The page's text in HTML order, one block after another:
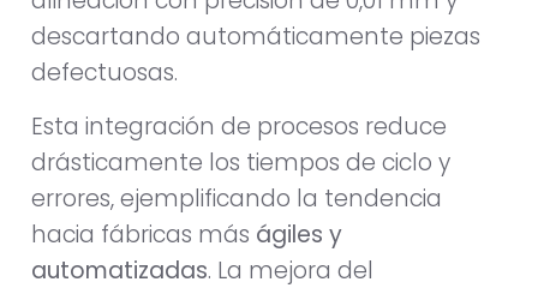
descartando automáticamente piezas
defectuosas.
Esta integración de procesos reduce
drásticamente los tiempos de ciclo y
errores, ejemplificando la tendencia
hacia fábricas más ágiles y
automatizadas. La mejora del